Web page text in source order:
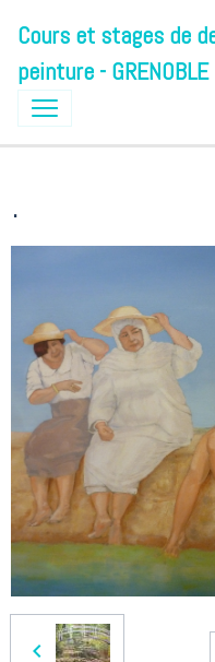
Cours et stages de
peinture - GRENOBLE
.